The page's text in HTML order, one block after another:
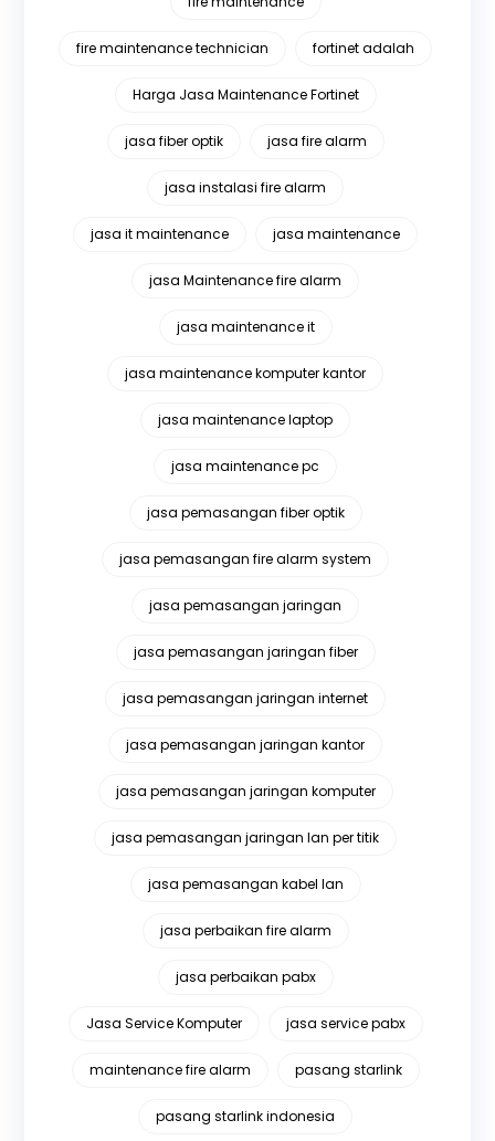
fire maintenance technician fortinet adalah
Harga Jasa Maintenance Fortinet
jasa fiber optik jasa fire alarm
jasa instalasi fire alarm
jasa it maintenance jasa maintenance
jasa Maintenance fire alarm
jasa maintenance it
jasa maintenance komputer kantor
jasa maintenance laptop
jasa maintenance pc
jasa pemasangan fiber optik
jasa pemasangan fire alarm system
jasa pemasangan jaringan
jasa pemasangan jaringan fiber
jasa pemasangan jaringan internet
jasa pemasangan jaringan kantor
jasa pemasangan jaringan komputer
jasa pemasangan jaringan lan per titik
jasa pemasangan kabel lan
jasa perbaikan fire alarm
jasa perbaikan pabx
Jasa Service Komputer jasa service pabx
maintenance fire alarm pasang starlink
pasang starlink indonesia